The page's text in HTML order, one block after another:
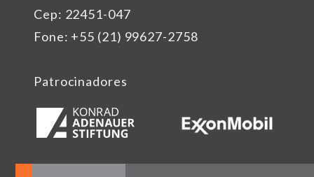
Cep: 22451-047
Fone: +55 (21) 99627-2758
Patrocinadores